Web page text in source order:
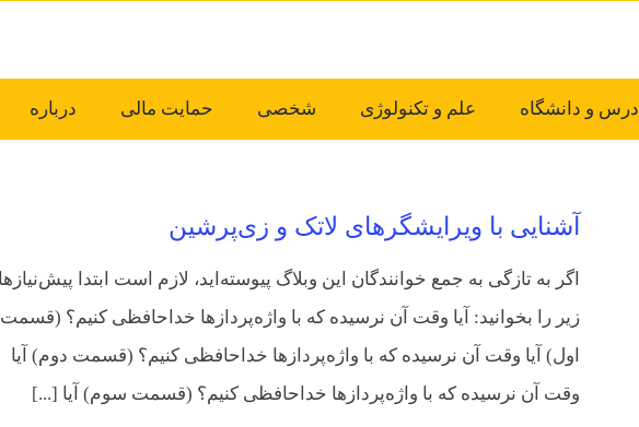
درس و دانشگاه علم و تکنولوژی شخصی حمایت مالی درباره
آشنایی با ویرایشگرهای لاتک و زی‌پرشین
اگر به تازگی به جمع خوانندگان این وبلاگ پیوسته‌اید، لازم است ابتدا
زیر را بخوانید: آیا وقت آن نرسیده که با واژه‌پردازها خداحافظی کنیم؟ (قسمت
اول) آیا وقت آن نرسیده که با واژه‌پردازها خداحافظی کنیم؟ (قسمت دوم) آیا
وقت آن نرسیده که با واژه‌پردازها خداحافظی کنیم؟ (قسمت سوم) آیا [...]